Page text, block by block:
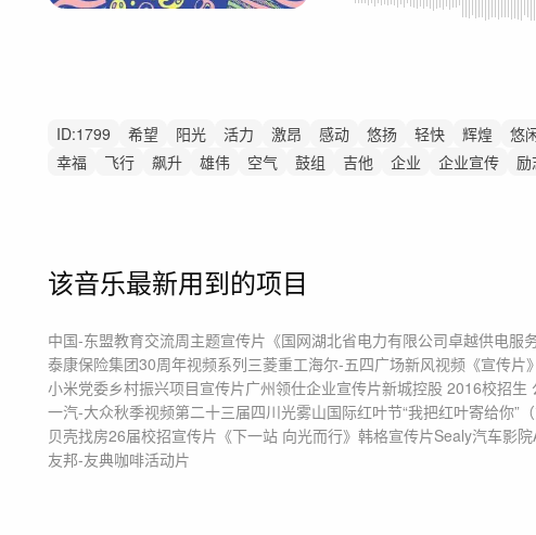
ID:1799 希望 阳光 活力 激昂 感动 悠扬 轻快 辉煌 悠
幸福
飞行 飙升 雄伟 空气 鼓组 吉他 企业 企业宣传 励
该音乐最新用到的项目
中国-东盟教育交流周主题宣传片 《国网湖北省电力有限公司卓越供电服
泰康保险集团30周年视频系列三菱重工海尔-五四广场新风视频 《宣传片》
小米党委乡村振兴项目宣传片广州领仕企业宣传片新城控股 2016校招生
一汽-大众秋季视频第二十三届四川光雾山国际红叶节“我把红叶寄给你”
贝壳找房26届校招宣传片《下一站 向光而行》 韩格宣传片Sealy汽车影
友邦-友典咖啡活动片